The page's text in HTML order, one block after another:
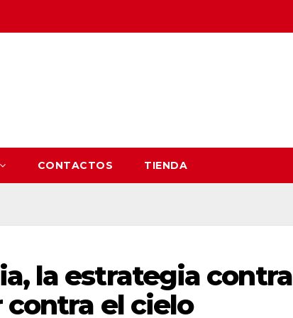
CONTACTOS TIENDA
la estrategia contra
contra el cielo